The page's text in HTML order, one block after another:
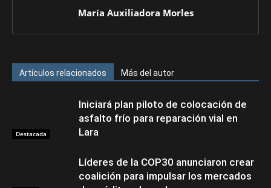
María Auxiliadora Morles
Artículos relacionados Más del autor
Destacada
Iniciará plan piloto de colocación de
asfalto frío para reparación vial en
Lara
Líderes de la COP30 anunciaron crear
coalición para impulsar los mercados